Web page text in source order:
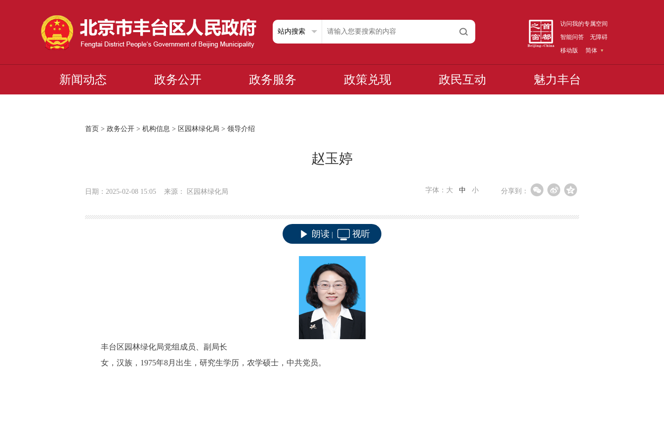
访问我的专属空间
智能问答
无障碍
移动版
简体
新闻动态 政务公开 政务服务 政策兑现 政民互动 魅力丰台
首页 > 政务公开 > 机构信息 > 区园林绿化局 > 领导介绍
赵玉婷
日期：2025-02-08 15:05 来源： 区园林绿化局 分享到：
字体： 大 中 小
朗读 视听
丰台区园林绿化局党组成员、副局长
女，汉族，1975年8月出生，研究生学历，农学硕士，中共党员。